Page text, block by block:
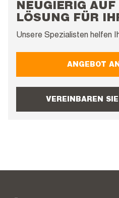
NEUGIERIG AUF
LÖSUNG FÜR
Unsere Spezialisten helfen
ANGEBOT
VEREINBAREN